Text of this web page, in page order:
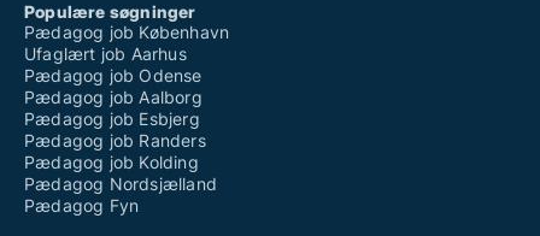
Populære søgninger
Pædagog job København
Ufaglært job Aarhus
Pædagog job Odense
Pædagog job Aalborg
Pædagog job Esbjerg
Pædagog job Randers
Pædagog job Kolding
Pædagog Nordsjælland
Pædagog Fyn